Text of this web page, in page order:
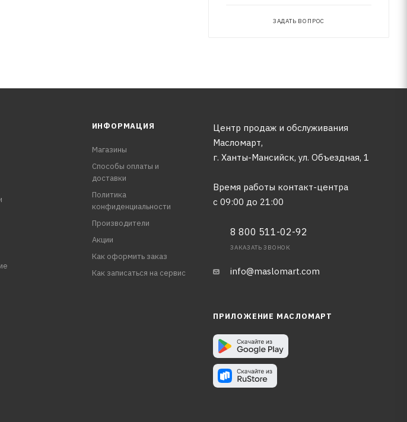
ЗАДАТЬ ВОПРОС
ИНФОРМАЦИЯ
Магазины
Способы оплаты и
доставки
Политика
конфиденциальности
Производители
Акции
Как оформить заказ
Как записаться на сервис
Центр продаж и обслуживания
Масломарт,
г. Ханты-Мансийск, ул. Объездная, 1
Время работы контакт-центра
с 09:00 до 21:00
8 800 511-02-92
ЗАКАЗАТЬ ЗВОНОК
info@maslomart.com
ПРИЛОЖЕНИЕ МАСЛОМАРТ